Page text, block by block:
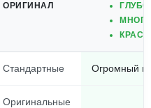
ОРИГИНАЛ
Стандартные Огромный
Оригинальные